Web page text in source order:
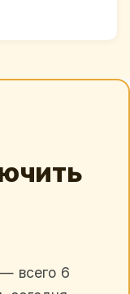
всего 6